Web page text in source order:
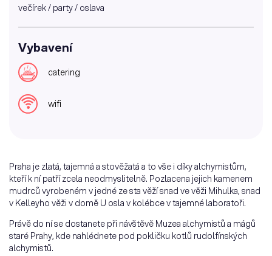
večírek / party / oslava
Vybavení
catering
wifi
Praha je zlatá, tajemná a stověžatá a to vše i díky alchymistům,
kteří k ní patří zcela neodmyslitelně. Pozlacena jejich kamenem
mudrců vyrobeném v jedné ze sta věží snad ve věži Mihulka, snad
v Kelleyho věži v domě U osla v kolébce v tajemné laboratoři.
Právě do ní se dostanete při návštěvě Muzea alchymistů a mágů
staré Prahy, kde nahlédnete pod pokličku kotlů rudolfínských
alchymistů.